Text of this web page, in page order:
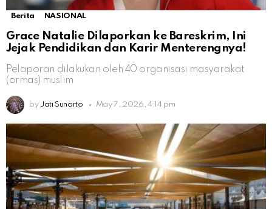
Berita NASIONAL
Grace Natalie Dilaporkan ke Bareskrim, Ini
Jejak Pendidikan dan Karir Menterengnya!
Pelaporan dilakukan oleh 40 organisasi masyarakat
(ormas) muslim
by Jati Sunarto May 7, 2026, 4:14 pm